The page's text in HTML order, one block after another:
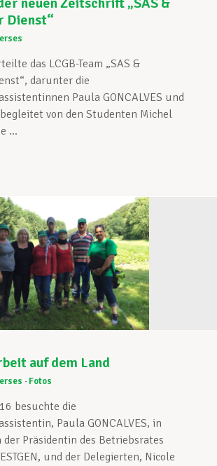
Dienst“
das LCGB-Team „SAS &
darunter die
Paula GONCALVES und
von den Studenten Michel
...
auf dem Land
Fotos
besuchte die
Paula GONCALVES, in
Präsidentin des Betriebsrates
und der Delegierten, Nicole